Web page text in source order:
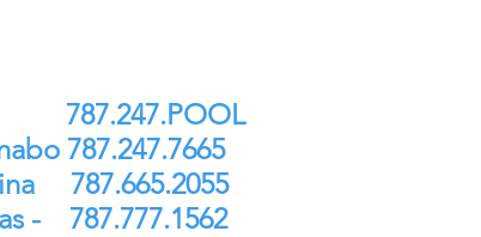
787.247.7665
787.665.2055
- 787.777.1562